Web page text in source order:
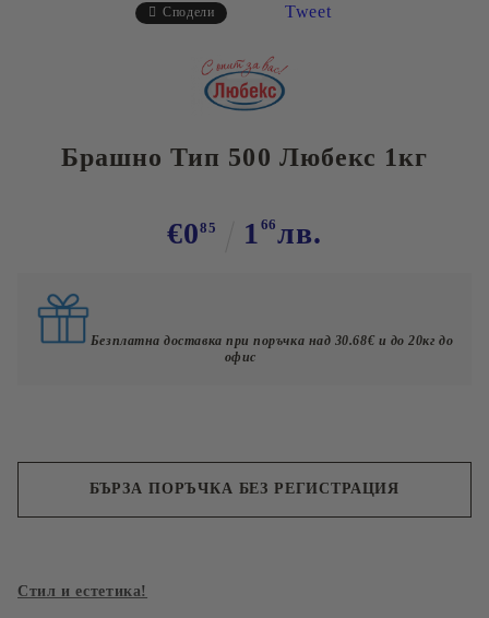
Сподели Tweet
Брашно Тип 500 Любекс 1кг
€085 1 66лв.
Безплатна доставка при поръчка над 30.68€ и до 20кг до
офис
Стил и естетика!
БЪРЗА ПОРЪЧКА БЕЗ РЕГИСТРАЦИЯ
Ние ще се свържем с вас в рамките на работния ден.